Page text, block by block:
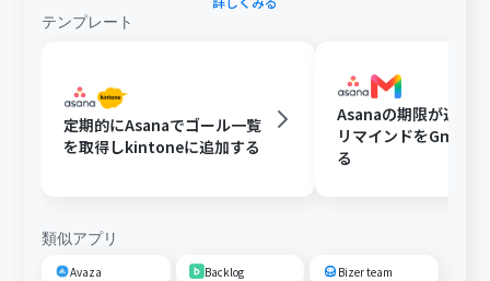
テンプレート
定期的にAsanaでゴール一覧
を取得しkintoneに追加する
Asanaの期限が近い
リマインドをGmail
る
類似アプリ
Avaza Backlog Bizer team